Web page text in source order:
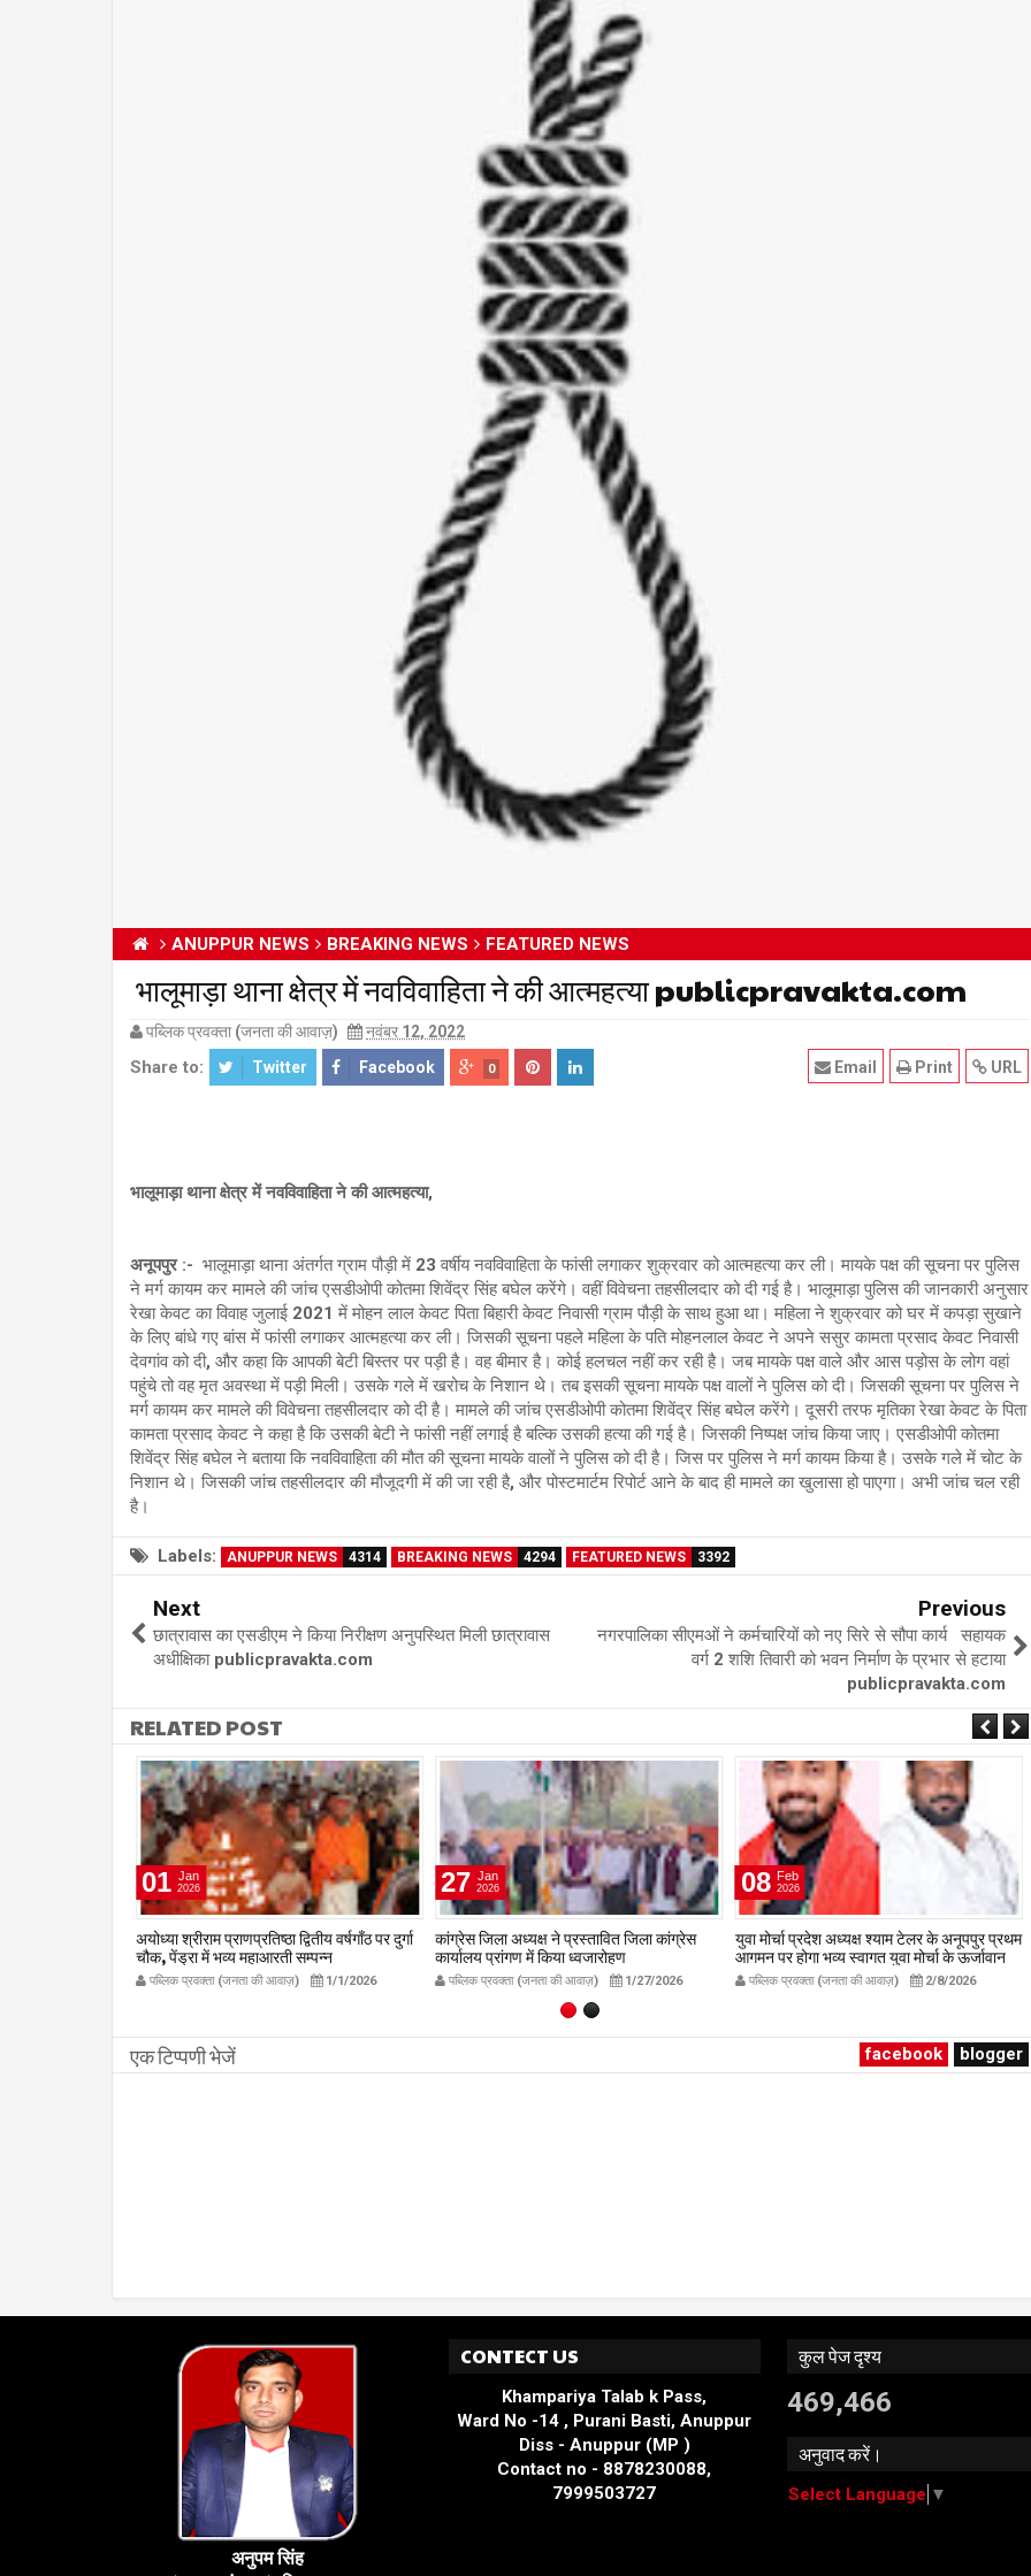
ANUPPUR NEWS BREAKING NEWS FEATURED NEWS
भालूमाड़ा थाना क्षेत्र में नवविवाहिता ने की आत्महत्या publicpravakta.com
पब्लिक प्रवक्ता (जनता की आवाज़) नवंबर 12, 2022
Share to: Twitter Facebook 0 URL
Print
Email
भालूमाड़ा थाना क्षेत्र में नवविवाहिता ने की आत्महत्या,
अनूपपुर :- भालूमाड़ा थाना अंतर्गत ग्राम पौड़ी में 23 वर्षीय नवविवाहिता के फांसी लगाकर शुक्रवार को आत्महत्या कर ली। मायके पक्ष की सूचना पर पुलिस
ने मर्ग कायम कर मामले की जांच एसडीओपी कोतमा शिवेंद्र सिंह बघेल करेंगे। वहीं विवेचना तहसीलदार को दी गई है। भालूमाड़ा पुलिस की जानकारी अनुसार
रेखा केवट का विवाह जुलाई 2021 में मोहन लाल केवट पिता बिहारी केवट निवासी ग्राम पौड़ी के साथ हुआ था। महिला ने शुक्रवार को घर में कपड़ा सुखाने
के लिए बांधे गए बांस में फांसी लगाकर आत्महत्या कर ली। जिसकी सूचना पहले महिला के पति मोहनलाल केवट ने अपने ससुर कामता प्रसाद केवट निवासी
देवगांव को दी, और कहा कि आपकी बेटी बिस्तर पर पड़ी है। वह बीमार है। कोई हलचल नहीं कर रही है। जब मायके पक्ष वाले और आस पड़ोस के लोग वहां
पहुंचे तो वह मृत अवस्था में पड़ी मिली। उसके गले में खरोच के निशान थे। तब इसकी सूचना मायके पक्ष वालों ने पुलिस को दी। जिसकी सूचना पर पुलिस ने
मर्ग कायम कर मामले की विवेचना तहसीलदार को दी है। मामले की जांच एसडीओपी कोतमा शिवेंद्र सिंह बघेल करेंगे। दूसरी तरफ मृतिका रेखा केवट के पिता
कामता प्रसाद केवट ने कहा है कि उसकी बेटी ने फांसी नहीं लगाई है बल्कि उसकी हत्या की गई है। जिसकी निष्पक्ष जांच किया जाए। एसडीओपी कोतमा
शिवेंद्र सिंह बघेल ने बताया कि नवविवाहिता की मौत की सूचना मायके वालों ने पुलिस को दी है। जिस पर पुलिस ने मर्ग कायम किया है। उसके गले में चोट के
निशान थे। जिसकी जांच तहसीलदार की मौजूदगी में की जा रही है, और पोस्टमार्टम रिपोर्ट आने के बाद ही मामले का खुलासा हो पाएगा। अभी जांच चल रही
है।
Labels: ANUPPUR NEWS 4314 BREAKING NEWS 4294 FEATURED NEWS 3392
Next
छात्रावास का एसडीएम ने किया निरीक्षण अनुपस्थित मिली छात्रावास
अधीक्षिका publicpravakta.com
Previous
नगरपालिका सीएमओं ने कर्मचारियों को नए सिरे से सौपा कार्य सहायक
वर्ग 2 शशि तिवारी को भवन निर्माण के प्रभार से हटाया
publicpravakta.com
RELATED POST
01 Jan
2026
अयोध्या श्रीराम प्राणप्रतिष्ठा द्वितीय वर्षगाँठ पर दुर्गा
चौक, पेंड्रा में भव्य महाआरती सम्पन्न
publicpravakta.com
पब्लिक प्रवक्ता (जनता की आवाज़) 1/1/2026
27 Jan
2026
कांग्रेस जिला अध्यक्ष ने प्रस्तावित जिला कांग्रेस
कार्यालय प्रांगण में किया ध्वजारोहण
publicpravakta.com
पब्लिक प्रवक्ता (जनता की आवाज़) 1/27/2026
08 Feb
2026
युवा मोर्चा प्रदेश अध्यक्ष श्याम टेलर के अनूपपुर प्रथम
आगमन पर होगा भव्य स्वागत युवा मोर्चा के ऊर्जावान
जिला मंत्री प्रदीप मिश्रा ने सभी युवाओं से सहभागिता
की अपील publicpravakta.com
पब्लिक प्रवक्ता (जनता की आवाज़) 2/8/2026
एक टिप्पणी भेजें facebook blogger
अनुपम सिंह
CONTECT US
Khampariya Talab k Pass,
Ward No -14 , Purani Basti, Anuppur
Diss - Anuppur (MP )
Contact no - 8878230088,
7999503727
कुल पेज दृश्य
469,466
अनुवाद करें।
Select Language ▼